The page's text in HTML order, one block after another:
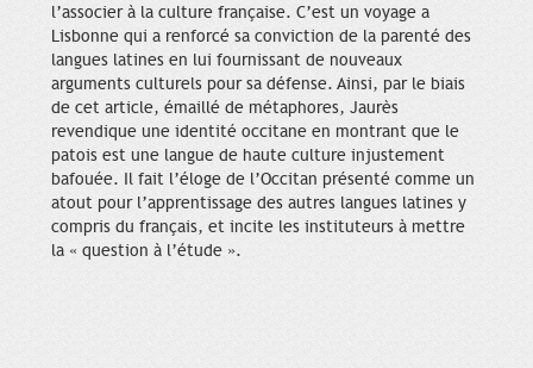
l’associer à la culture française. C’est un voyage a
Lisbonne qui a renforcé sa conviction de la parenté des
langues latines en lui fournissant de nouveaux
arguments culturels pour sa défense. Ainsi, par le biais
de cet article, émaillé de métaphores, Jaurès
revendique une identité occitane en montrant que le
patois est une langue de haute culture injustement
bafouée. Il fait l’éloge de l’Occitan présenté comme un
atout pour l’apprentissage des autres langues latines y
compris du français, et incite les instituteurs à mettre
la « question à l’étude ».